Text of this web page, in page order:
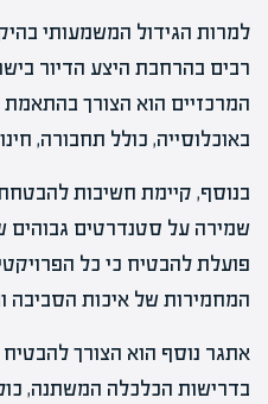
למרות הגידול המשמעותי
רבים בהרחבת היצע הדיור
המרכזיים הוא הצורך
באוכלוסייה, כולל תחבורה,
בנוסף, קיימת חשיבות
שמירה על סטנדרטים גבוהים
פועלת להבטיח כי כל
המחמירות של איכות הסביבה
אתגר נוסף הוא הצורך
בדרישות הכלכלה המשתנה,